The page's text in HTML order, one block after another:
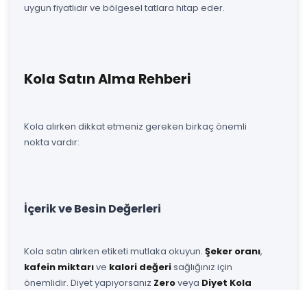
uygun fiyatlıdır ve bölgesel tatlara hitap eder.
Kola Satın Alma Rehberi
Kola alırken dikkat etmeniz gereken birkaç önemli
nokta vardır:
İçerik ve Besin Değerleri
Kola satın alırken etiketi mutlaka okuyun. Şeker oranı,
kafein miktarıve kalori değerisağlığınız için
önemlidir. Diyet yapıyorsanız Zeroveya Diyet Kola